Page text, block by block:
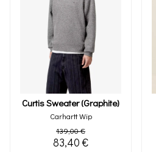
Curtis Sweater (graphite)
Carhartt Wip
139,00 €
83,40 €